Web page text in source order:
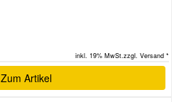
inkl. 19% MwSt.zzgl. Versand *
Zum Artikel